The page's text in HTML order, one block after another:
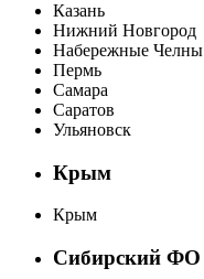
Казань
Нижний Новгород
Набережные Челны
Пермь
Самара
Саратов
Ульяновск
Крым
Крым
Сибирский ФО